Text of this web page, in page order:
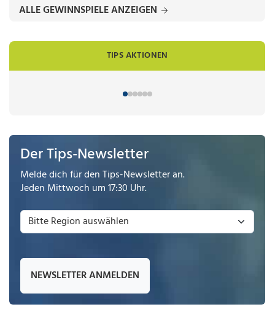
ALLE GEWINNSPIELE ANZEIGEN
TIPS AKTIONEN
Der Tips-Newsletter
Melde dich für den Tips-Newsletter an.
Jeden Mittwoch um 17:30 Uhr.
NEWSLETTER ANMELDEN